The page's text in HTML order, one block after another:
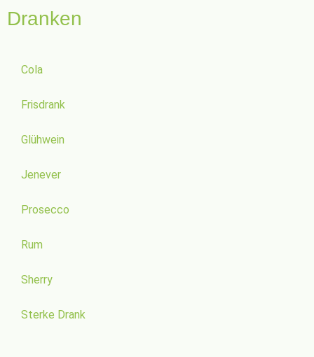
Dranken
Cola
Frisdrank
Glühwein
Jenever
Prosecco
Rum
Sherry
Sterke Drank